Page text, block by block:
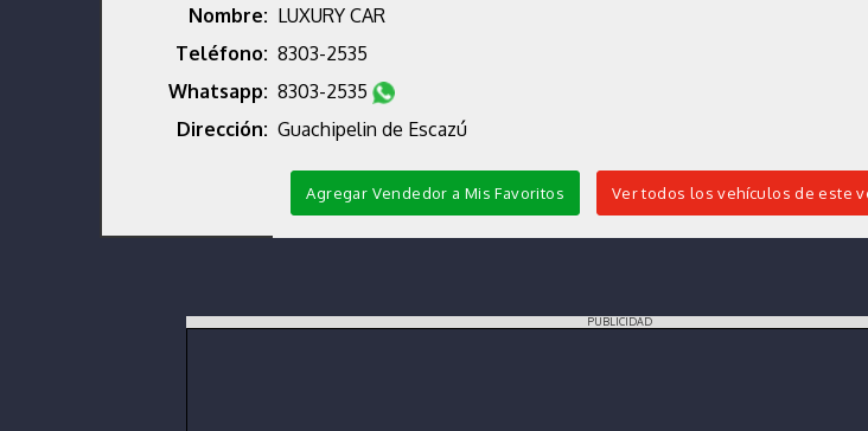
Nombre: LUXURY CAR
Teléfono: 8303-2535
Whatsapp: 8303-2535
Dirección: Guachipelin de Escazú
Agregar Vendedor a Mis Favoritos Ver todos los vehículos de este
PUBLICIDAD